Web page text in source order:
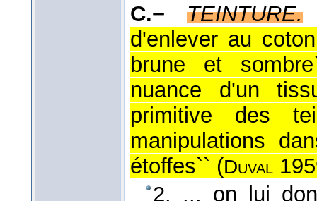
C.−
TEINTURE.
d'enlever au
brune et
nuance d'un
primitive des
manipulations
étoffes`` (Duval
2. ... on lui